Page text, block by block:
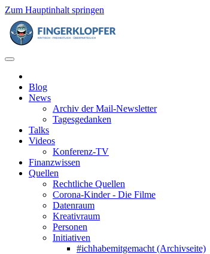
Zum Hauptinhalt springen
Blog
News
Archiv der Mail-Newsletter
Tagesgedanken
Talks
Videos
Konferenz-TV
Finanzwissen
Quellen
Rechtliche Quellen
Corona-Kinder - Die Filme
Datenraum
Kreativraum
Personen
Initiativen
#ichhabemitgemacht (Archivseite)